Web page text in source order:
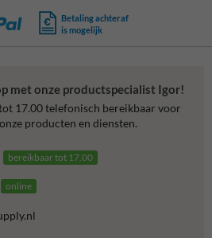
Betaling achteraf
is mogelijk
met onze productspecialist Igor!
17.00 telefonisch bereikbaar voor
producten en diensten.
bereikbaar tot 17.00
online